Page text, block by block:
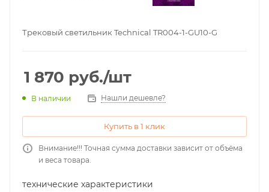
Трековый светильник Technical TR004-1-GU10-G
1 870 руб./шт
В наличии Нашли дешевле?
Купить в 1 клик
Внимание!!! Точная сумма доставки зависит от объёма
и веса товара.
технические характеристики